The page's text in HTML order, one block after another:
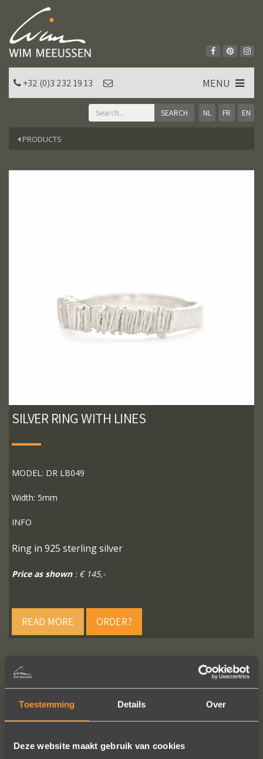
Toestemming Details Over
Deze website maakt gebruik van cookies
NL FR EN
+32 (0)3 232 19 13 MENU
PRODUCTS
SILVER RING WITH LINES
MODEL: DR LB049
Width: 5mm
INFO
Ring in 925 sterling silver
Price as shown: € 145,-
READ MORE ORDER?